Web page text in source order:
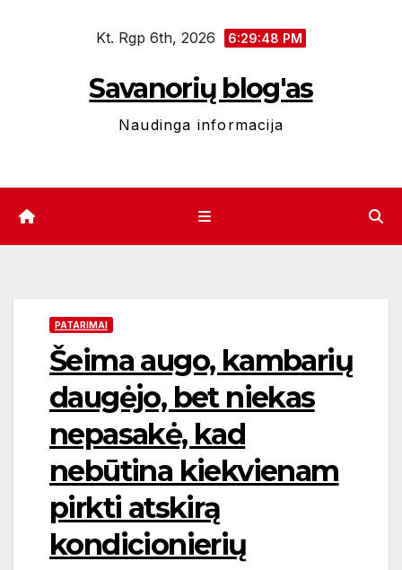
Kt. Rgp 6th, 2026 6:29:49 PM
Savanorių blog'as
Naudinga informacija
PATARIMAI
Šeima augo, kambarių
daugėjo, bet niekas
nepasakė, kad
nebūtina kiekvienam
pirkti atskirą
kondicionierių